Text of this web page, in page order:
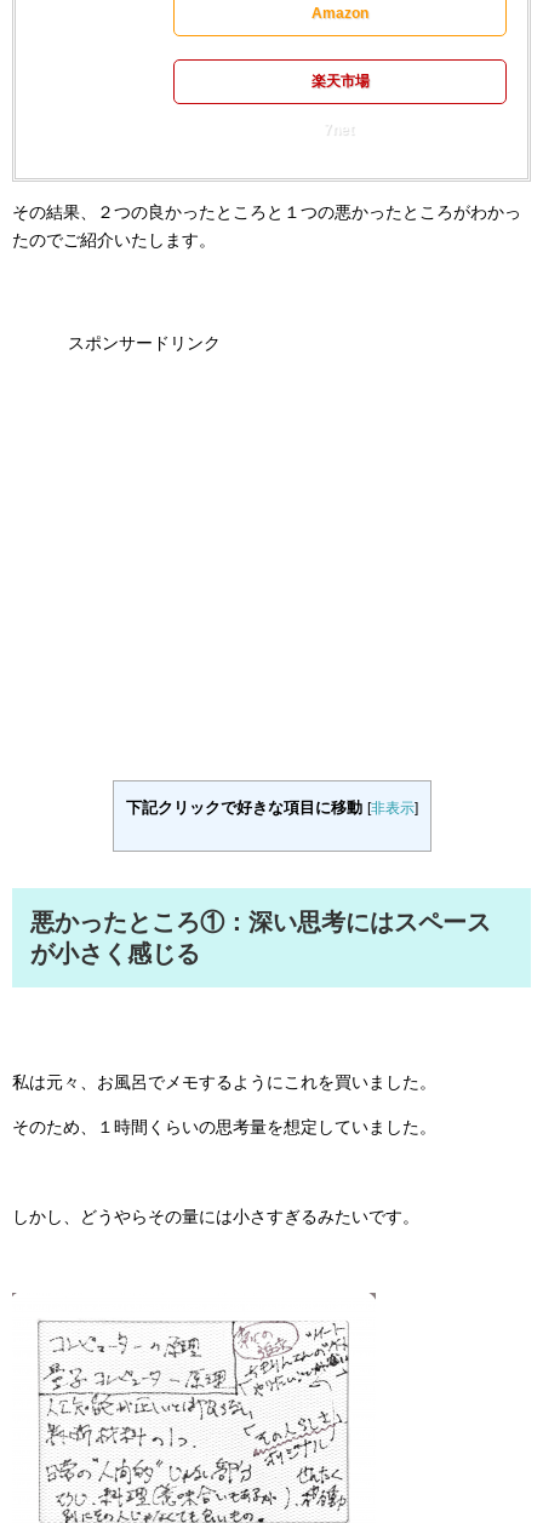
Amazon
楽天市場
7net
その結果、２つの良かったところと１つの悪かったところがわかっ
たのでご紹介いたします。
スポンサードリンク
下記クリックで好きな項目に移動 [非表示]
悪かったところ①：深い思考にはスペース
が小さく感じる
私は元々、お風呂でメモするようにこれを買いました。
そのため、１時間くらいの思考量を想定していました。
しかし、どうやらその量には小さすぎるみたいです。